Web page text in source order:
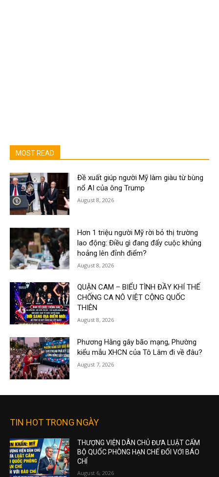
MOST READ
Đề xuất giúp người Mỹ làm giàu từ bùng
nổ AI của ông Trump
August 8, 2026
Hơn 1 triệu người Mỹ rời bỏ thị trường
lao động: Điều gì đang đẩy cuộc khủng
hoảng lên đỉnh điểm?
August 8, 2026
QUẬN CAM – BIỂU TÌNH ĐẦY KHÍ THẾ
CHỐNG CA NÔ VIỆT CỘNG QUỐC
THIÊN
August 8, 2026
Phương Hằng gây bão mạng, Phường
kiểu mẫu XHCN của Tô Lâm đi về đâu?
August 7, 2026
TIN HOT TRONG NGÀY
THƯỢNG VIỆN DÂN CHỦ ĐƯA LUẬT CẤM
BỘ QUỐC PHÒNG HẠN CHẾ ĐỐI VỚI BÁO
CHÍ
August 6, 2026